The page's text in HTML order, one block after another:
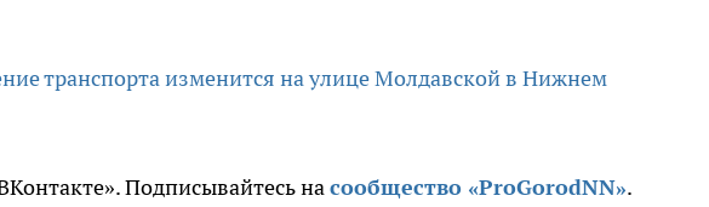
транспорта изменится на улице Молдавской в Нижнем
Подписывайтесь насообщество «ProGorodNN».